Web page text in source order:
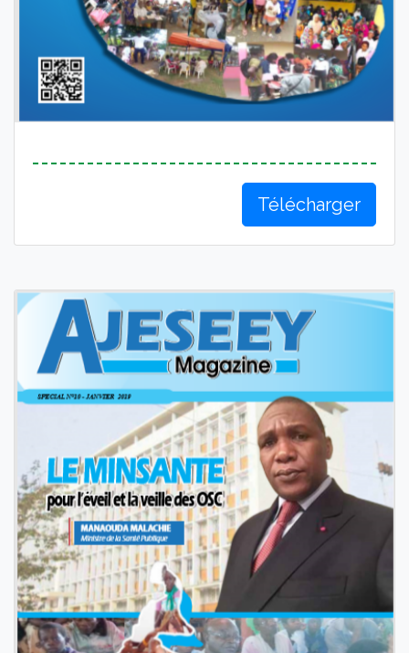
Télécharger